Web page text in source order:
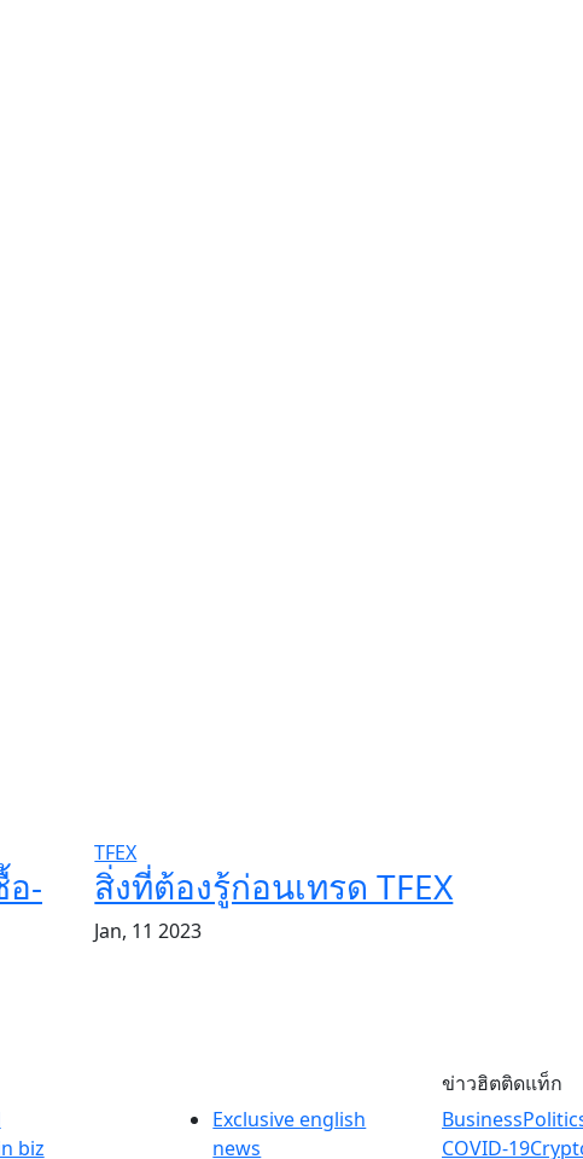
อ-
TFEX
สิ่งที่ต้องรู้ก่อนเทรด TFEX
Jan, 11 2023
biz
Exclusive english
news
ข่าวฮิตติดแท็ก
Business
COVID-19